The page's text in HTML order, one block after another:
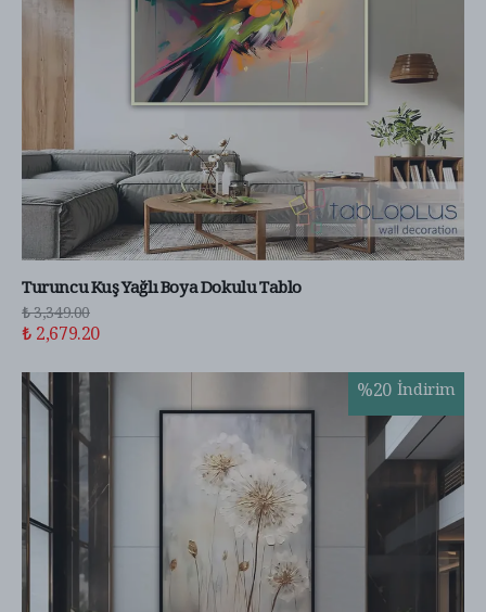
Turuncu Kuş Yağlı Boya Dokulu Tablo
₺ 3,349.00
₺ 2,679.20
%20 İndirim